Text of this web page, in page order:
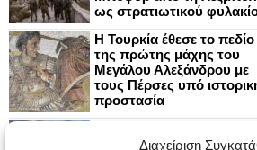
Διαχείριση
ως στρατιωτικού
Η Τουρκία έθεσε το πεδίο
της πρώτης μάχης του
Μεγάλου Αλεξάνδρου με
τους Πέρσες υπό
προστασία
ανακτόρου στην